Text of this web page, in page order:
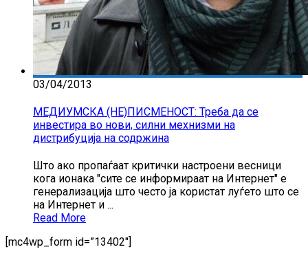
03/04/2013
МЕДИУМСКА (НЕ)ПИСМЕНОСТ: Треба да се
инвестира во нови, силни мехнизми на
дистрибуција на содржина
Што ако пропаѓаат критички настроени весници
кога ионака "сите се информираат на Интернет" е
генерализација што често ја користат луѓето што се
на Интернет и ...
Read More
[mc4wp_form id=”13402″]